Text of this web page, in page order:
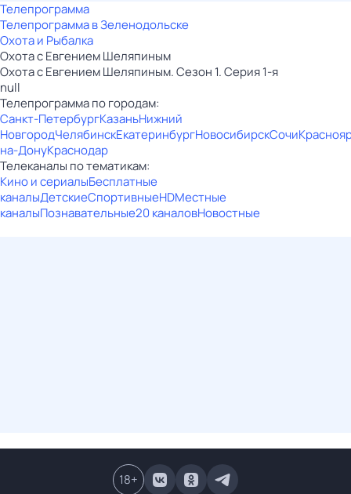
Телепрограмма
Телепрограмма в Зеленодольске
Охота и Рыбалка
Охота с Евгением Шеляпиным
Охота с Евгением Шеляпиным. Сезон 1. Серия 1-я
null
Телепрограмма по городам:
Санкт-ПетербургКазаньНижний
НовгородЧелябинскЕкатеринбургНовосибирскСочи
на-ДонуКраснодар
Телеканалы по тематикам:
Кино и сериалыБесплатные
каналыДетскиеСпортивныеHDМестные
каналыПознавательные20 каналовНовостные
18+